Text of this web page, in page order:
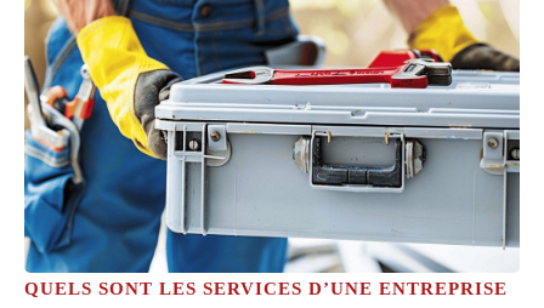
QUELS SONT LES SERVICES D’UNE ENTREPRISE